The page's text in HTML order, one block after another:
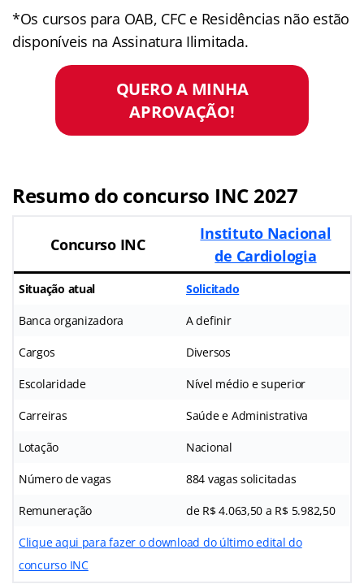
*Os cursos para OAB, CFC e Residências não estão
disponíveis na Assinatura Ilimitada.
QUERO A MINHA
APROVAÇÃO!
Resumo do concurso INC 2027
Concurso INC
Instituto Nacional
de Cardiologia
Situação atual Solicitado
Banca organizadora A definir
Cargos Diversos
Escolaridade Nível médio e superior
Carreiras Saúde e Administrativa
Lotação Nacional
Número de vagas 884 vagas solicitadas
Remuneração de R$ 4.063,50 a R$ 5.982,50
Clique aqui para fazer o download do último edital do
concurso INC